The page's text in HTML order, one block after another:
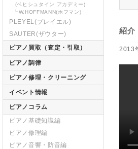
紹介
2013
(ベヒシュタイン アカデミー)
┗W.HOFFMANN(ホフマン)
PLEYEL(プレイエル)
SAUTER(ザウター)
ピアノ買取（査定・引取）
ピアノ調律
ピアノ修理・クリーニング
イベント情報
ピアノコラム
ピアノ基礎知識編
ピアノ修理編
ピアノ音響・防音編